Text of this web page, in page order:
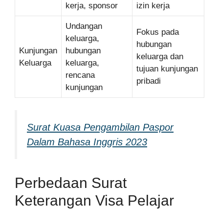
kerja, sponsor
izin kerja
Kunjungan
Keluarga
Undangan
keluarga,
hubungan
keluarga,
rencana
kunjungan
Fokus pada
hubungan
keluarga dan
tujuan kunjungan
pribadi
Surat Kuasa Pengambilan Paspor
Dalam Bahasa Inggris 2023
Perbedaan Surat
Keterangan Visa Pelajar